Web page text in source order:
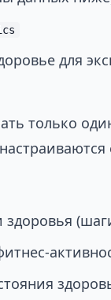
для
только